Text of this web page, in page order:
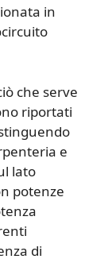
in
che serve
riportati
e
lato
potenze
di